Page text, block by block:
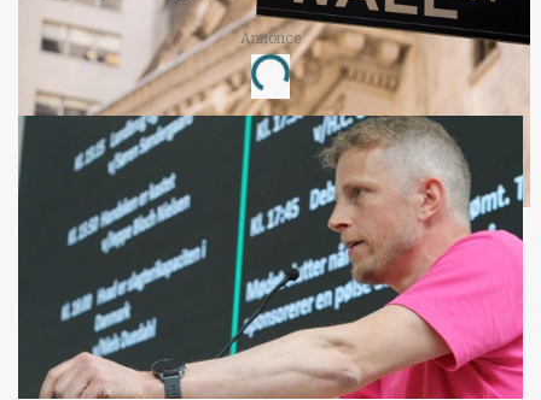
Annonce
Loading...